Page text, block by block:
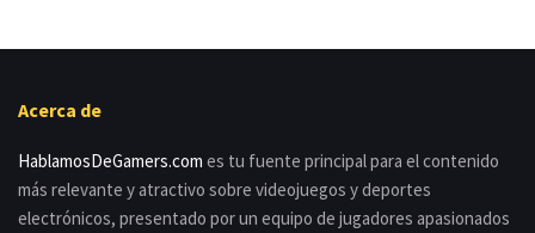
Acerca de
HablamosDeGamers.com es tu fuente principal para el contenido
más relevante y atractivo sobre videojuegos y deportes
electrónicos, presentado por un equipo de jugadores apasionados